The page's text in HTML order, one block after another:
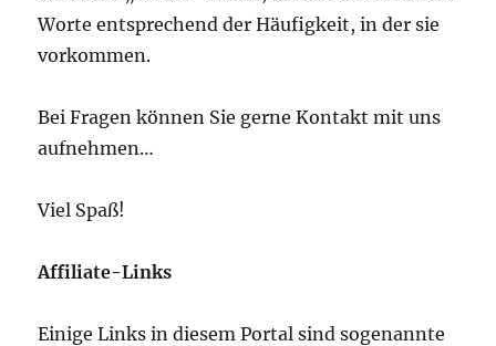
Worte entsprechend der Häufigkeit, in der sie
vorkommen.
Bei Fragen können Sie gerne Kontakt mit uns
aufnehmen…
Viel Spaß!
Affiliate-Links
Einige Links in diesem Portal sind sogenannte